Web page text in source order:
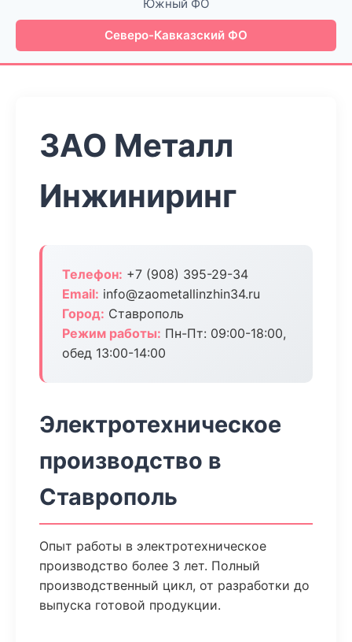
Южный ФО
Северо-Кавказский ФО
ЗАО Металл
Инжиниринг
Телефон: +7 (908) 395-29-34
Email: info@zaometallinzhin34.ru
Город: Ставрополь
Режим работы: Пн-Пт: 09:00-18:00,
обед 13:00-14:00
Электротехническое
производство в
Ставрополь
Опыт работы в электротехническое
производство более 3 лет. Полный
производственный цикл, от разработки до
выпуска готовой продукции.